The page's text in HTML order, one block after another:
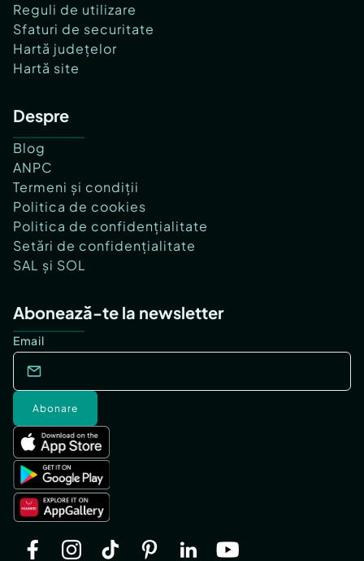
Reguli de utilizare
Sfaturi de securitate
Hartă județelor
Hartă site
Despre
Blog
ANPC
Termeni și condiții
Politica de cookies
Politica de confidențialitate
Setări de confidențialitate
SAL și SOL
Abonează-te la newsletter
Email
Abonare